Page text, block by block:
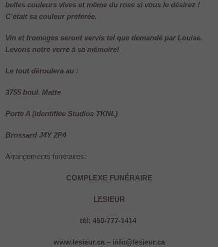
belles couleurs vives et même du rose si vous le désirez !
C’était sa couleur préférée.
Vin et fromages seront servis tel que demandé par Louise.
Levons notre verre à sa mémoire!
Le tout déroulera au :
3755 boul. Matte
Porte A (identifiée Studios TKNL)
Brossard J4Y 2P4
Arrangements funéraires:
COMPLEXE FUNÉRAIRE
LESIEUR
tél: 450-777-1414
www.lesieur.ca – info@lesieur.ca